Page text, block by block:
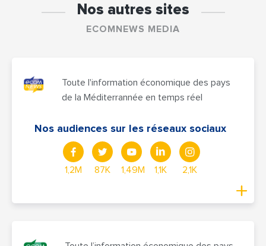
Nos autres sites
ECOMNEWS MEDIA
Toute l'information économique des pays
de la Méditerrannée en temps réel
Nos audiences sur les réseaux sociaux
1,2M 87K 1,49M 1,1K 2,1K